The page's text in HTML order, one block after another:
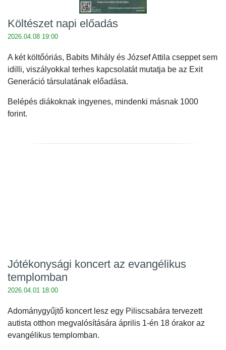
Költészet napi előadás
2026.04.08 19:00
A két költőóriás, Babits Mihály és József Attila cseppet sem
idilli, viszályokkal terhes kapcsolatát mutatja be az Exit
Generáció társulatának előadása.
Belépés diákoknak ingyenes, mindenki másnak 1000
forint.
Jótékonysági koncert az evangélikus
templomban
2026.04.01 18:00
Adománygyűjtő koncert lesz egy Piliscsabára tervezett
autista otthon megvalósítására április 1-én 18 órakor az
evangélikus templomban.